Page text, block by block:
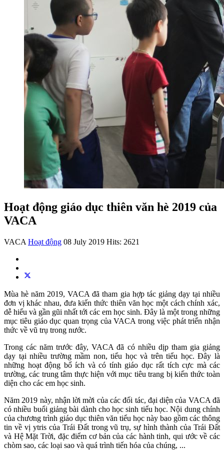
Hoạt động giáo dục thiên văn hè 2019 của
VACA
VACA Hoạt động 08 July 2019 Hits: 2621
Mùa hè năm 2019, VACA đã tham gia hợp tác giảng dạy tại nhiều
đơn vị khác nhau, đưa kiến thức thiên văn học một cách chính xác,
dễ hiểu và gần gũi nhất tới các em học sinh. Đây là một trong những
mục tiêu giáo dục quan trọng của VACA trong việc phát triển nhận
thức về vũ trụ trong nước.
Trong các năm trước đây, VACA đã có nhiều dịp tham gia giảng
dạy tại nhiều trường mầm non, tiểu học và trên tiểu học. Đây là
những hoạt động bổ ích và có tính giáo dục rất tích cực mà các
trường, các trung tâm thực hiện với mục tiêu trang bị kiến thức toàn
diện cho các em học sinh.
Năm 2019 này, nhận lời mời của các đối tác, đại diện của VACA đã
có nhiều buổi giảng bài dành cho học sinh tiểu học. Nội dung chính
của chương trình giáo dục thiên văn tiểu học này bao gồm các thông
tin về vị ytris của Trái Đất trong vũ trụ, sự hình thành của Trái Đất
và Hệ Mặt Trời, đặc điểm cơ bản của các hành tinh, qui ước về các
chòm sao, các loại sao và quá trình tiến hóa của chúng, ...